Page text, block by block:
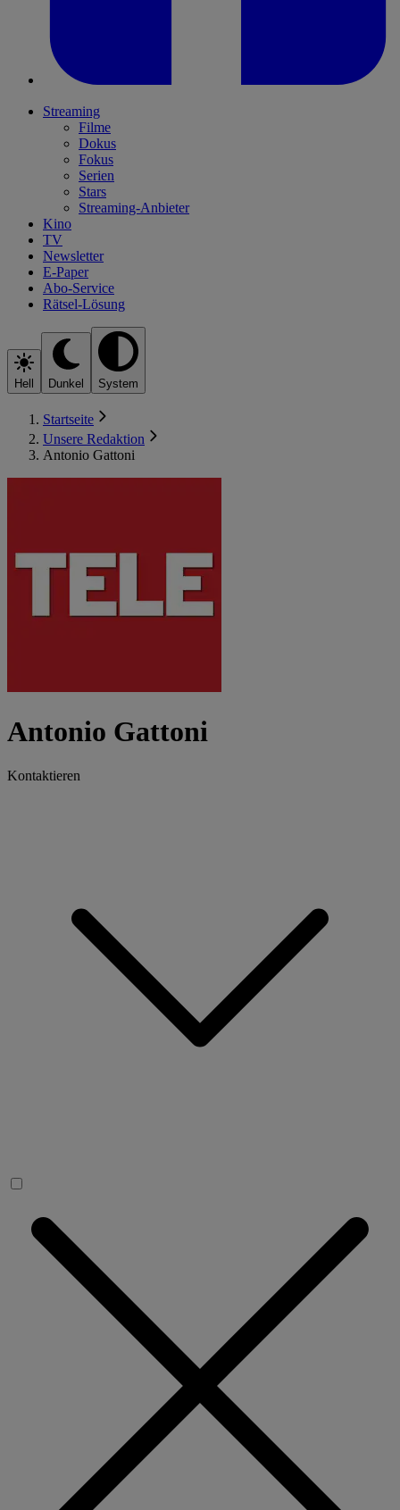
Streaming
Filme
Dokus
Fokus
Serien
Stars
Streaming-Anbieter
Kino
TV
Newsletter
E-Paper
Abo-Service
Rätsel-Lösung
Hell Dunkel System
Startseite
Unsere Redaktion
Antonio Gattoni
Antonio Gattoni
Kontaktieren